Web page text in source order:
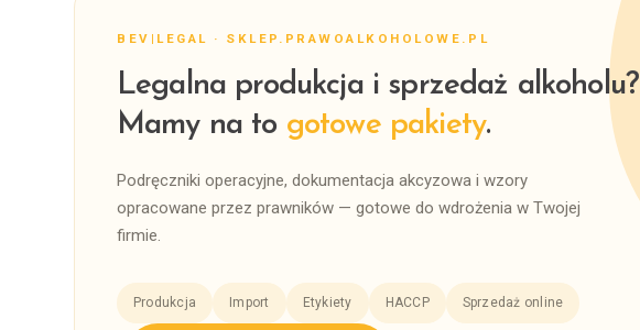
BEV|LEGAL · SKLEP.PRAWOALKOHOLOWE.PL
Legalna produkcja i sprzedaż alkoholu?
Mamy na to gotowe pakiety.
Podręczniki operacyjne, dokumentacja akcyzowa i wzory
opracowane przez prawników — gotowe do wdrożenia w Twojej
firmie.
Produkcja Import Etykiety HACCP Sprzedaż online